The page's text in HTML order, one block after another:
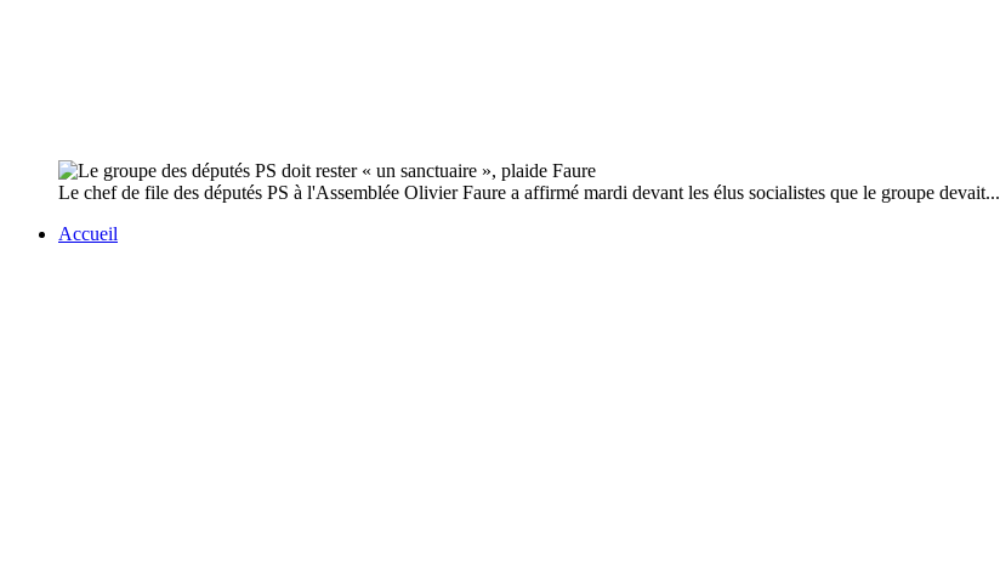
Le chef de file des députés PS à l'Assemblée Olivier Faure a affirmé mardi devant les élus socialistes que le groupe devait...
Accueil